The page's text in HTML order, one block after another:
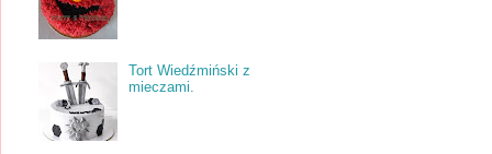
Tort Wiedźmiński z
mieczami.